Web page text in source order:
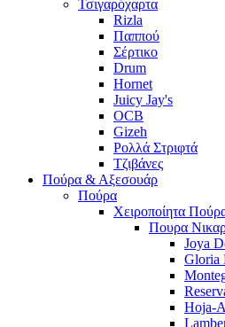
Τσιγαρόχαρτα
Rizla
Παππού
Σέρτικο
Drum
Hornet
Juicy Jay's
OCB
Gizeh
Ρολλά Στριφτά
Τζιβάνες
Πούρα & Αξεσουάρ
Πούρα
Χειροποίητα
Πουρα
Joya
Gloria
Hoja-